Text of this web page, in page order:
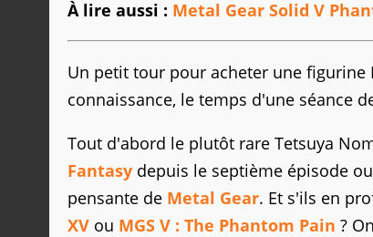
À lire aussi : Metal Gear Solid V
Un petit tour pour acheter une figurine
connaissance, le temps d'une séance
Tout d'abord le plutôt rare Tetsuya
Fantasy depuis le septième épisode
pensante de Metal Gear. Et s'ils en
XV ou MGS V : The Phantom Pain ?